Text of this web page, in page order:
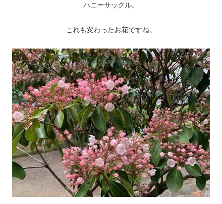
ハニーサックル。
これも変わったお花ですね。